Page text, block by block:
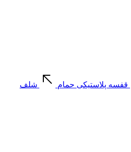
قفسه پلاستیکی حمام شلف